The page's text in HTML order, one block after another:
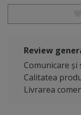
Review
Comunicare și
Calitatea
Livrarea